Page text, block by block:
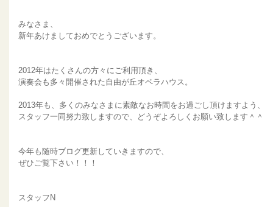
みなさま、
新年あけましておめでとうございます。
2012年はたくさんの方々にご利用頂き、
演奏会も多々開催された自由が丘オペラハウス。
2013年も、多くのみなさまに素敵なお時間をお過ごし頂けますよう、
スタッフ一同努力致しますので、どうぞよろしくお願い致します＾＾
今年も随時ブログ更新していきますので、
ぜひご覧下さい！！！
スタッフN